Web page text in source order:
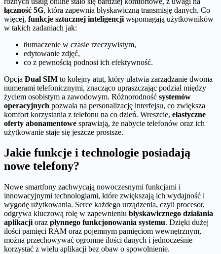
łączność 5G, która zapewnia błyskawiczną transmisję danych. Co
więcej, funkcje sztucznej inteligencji wspomagają użytkowników
w takich zadaniach jak:
tłumaczenie w czasie rzeczywistym,
edytowanie zdjęć,
co z pewnością podnosi ich efektywność.
Opcja Dual SIM to kolejny atut, który ułatwia zarządzanie dwoma
numerami telefonicznymi, znacząco upraszczając podział między
życiem osobistym a zawodowym. Różnorodność systemów
operacyjnych pozwala na personalizację interfejsu, co zwiększa
komfort korzystania z telefonu na co dzień. Wreszcie, elastyczne
oferty abonamentowe sprawiają, że nabycie telefonów oraz ich
użytkowanie staje się jeszcze prostsze.
Jakie funkcje i technologie posiadają
nowe telefony?
Nowe smartfony zachwycają nowoczesnymi funkcjami i
innowacyjnymi technologiami, które zwiększają ich wydajność i
wygodę użytkowania. Serce każdego urządzenia, czyli procesor,
odgrywa kluczową rolę w zapewnieniu błyskawicznego działania
aplikacji oraz płynnego funkcjonowania systemu. Dzięki dużej
ilości pamięci RAM oraz pojemnym pamięciom wewnętrznym,
można przechowywać ogromne ilości danych i jednocześnie
korzystać z wielu aplikacji bez obaw o spowolnienie.